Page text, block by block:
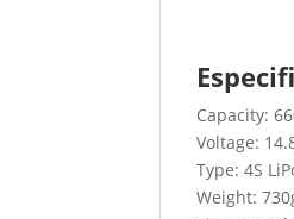
Capacity:
Voltage:
Type: 4S
Weight: